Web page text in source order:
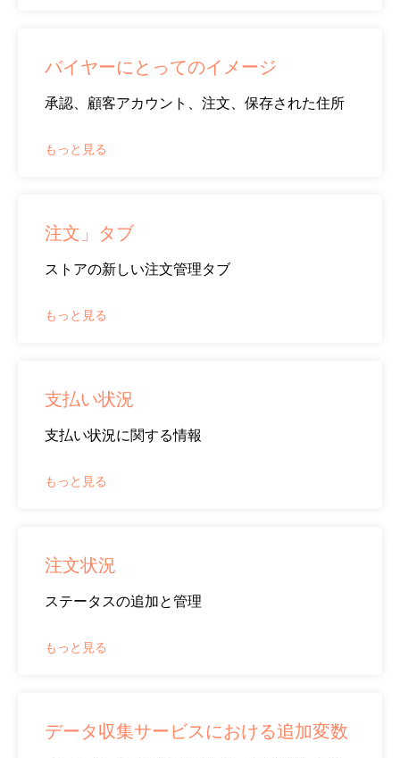
バイヤーにとってのイメージ
承認、顧客アカウント、注文、保存された住所
もっと見る
注文」タブ
ストアの新しい注文管理タブ
もっと見る
支払い状況
支払い状況に関する情報
もっと見る
注文状況
ステータスの追加と管理
もっと見る
データ収集サービスにおける追加変数